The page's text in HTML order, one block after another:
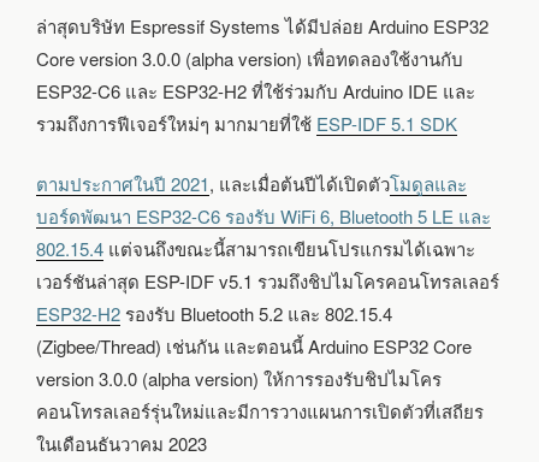
เพื่อ
งาน
กับ
C6
ESP32-
H2
ล่าสุดบริษัท Espressif Systems ได้มีปล่อย Arduino ESP32
Core version 3.0.0 (alpha version) เพื่อทดลองใช้งานกับ
ESP32-C6 และ ESP32-H2 ที่ใช้ร่วมกับ Arduino IDE และ
รวมถึงการฟีเจอร์ใหม่ๆ มากมายที่ใช้ ESP-IDF 5.1 SDK
ตามประกาศในปี 2021, และเมื่อต้นปีได้เปิดตัวโมดูลและ
บอร์ดพัฒนา ESP32-C6 รองรับ WiFi 6, Bluetooth 5 LE และ
802.15.4 แต่จนถึงขณะนี้สามารถเขียนโปรแกรมได้เฉพาะ
เวอร์ชันล่าสุด ESP-IDF v5.1 รวมถึงชิปไมโครคอนโทรลเลอร์
ESP32-H2 รองรับ Bluetooth 5.2 และ 802.15.4
(Zigbee/Thread) เช่นกัน และตอนนี้ Arduino ESP32 Core
version 3.0.0 (alpha version) ให้การรองรับชิปไมโคร
คอนโทรลเลอร์รุ่นใหม่และมีการวางแผนการเปิดตัวที่เสถียร
ในเดือนธันวาคม 2023